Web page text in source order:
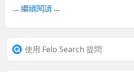
...繼續閱讀 ...